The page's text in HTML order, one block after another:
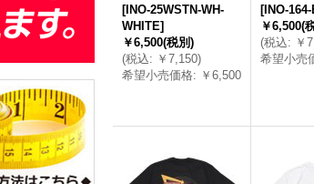
[INO-25WSTN-WH-
WHITE]
￥6,500(税別)
(税込: ￥7,150)
希望小売価格: ￥6,500
[INO-
￥6,500(
(税込: ￥
希望小売